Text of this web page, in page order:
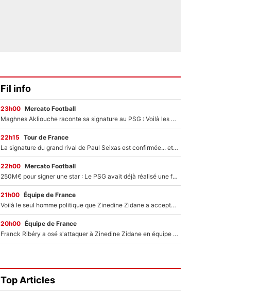
Fil info
23h00 Mercato Football
Maghnes Akliouche raconte sa signature au PSG : Voilà les coulisses de son transfert de rêve à 50M€
22h15 Tour de France
La signature du grand rival de Paul Seixas est confirmée... et c'est une excellente nouvelle pour l'équipe Decathlon-CMA CGM !
22h00 Mercato Football
250M€ pour signer une star : Le PSG avait déjà réalisé une folie sur le mercato bien avant Neymar !
21h00 Équipe de France
Voilà le seul homme politique que Zinedine Zidane a accepté dans son entourage : «Je garde un très bon souvenir de lui»
20h00 Équipe de France
Franck Ribéry a osé s'attaquer à Zinedine Zidane en équipe de France : «Je n'aurais jamais fait ça»
Top Articles